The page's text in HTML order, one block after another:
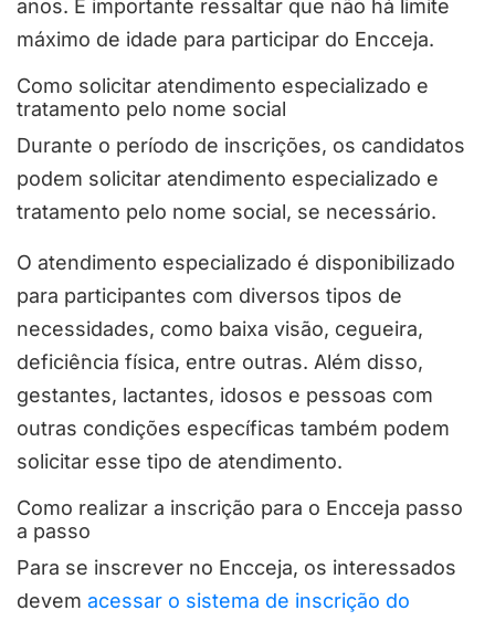
anos. É importante ressaltar que não há limite
máximo de idade para participar do Encceja.
Como solicitar atendimento especializado e
tratamento pelo nome social
Durante o período de inscrições, os candidatos
podem solicitar atendimento especializado e
tratamento pelo nome social, se necessário.
O atendimento especializado é disponibilizado
para participantes com diversos tipos de
necessidades, como baixa visão, cegueira,
deficiência física, entre outras. Além disso,
gestantes, lactantes, idosos e pessoas com
outras condições específicas também podem
solicitar esse tipo de atendimento.
Como realizar a inscrição para o Encceja passo
a passo
Para se inscrever no Encceja, os interessados
devem acessar o sistema de inscrição do